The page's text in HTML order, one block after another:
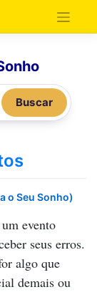
Buscar
o Seu Sonho)
evento
seus erros.
algo que
demais ou